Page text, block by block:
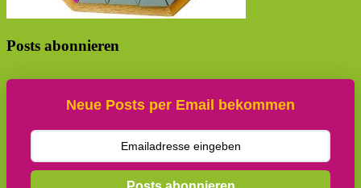
Posts abonnieren
Neue Posts per Email bekommen